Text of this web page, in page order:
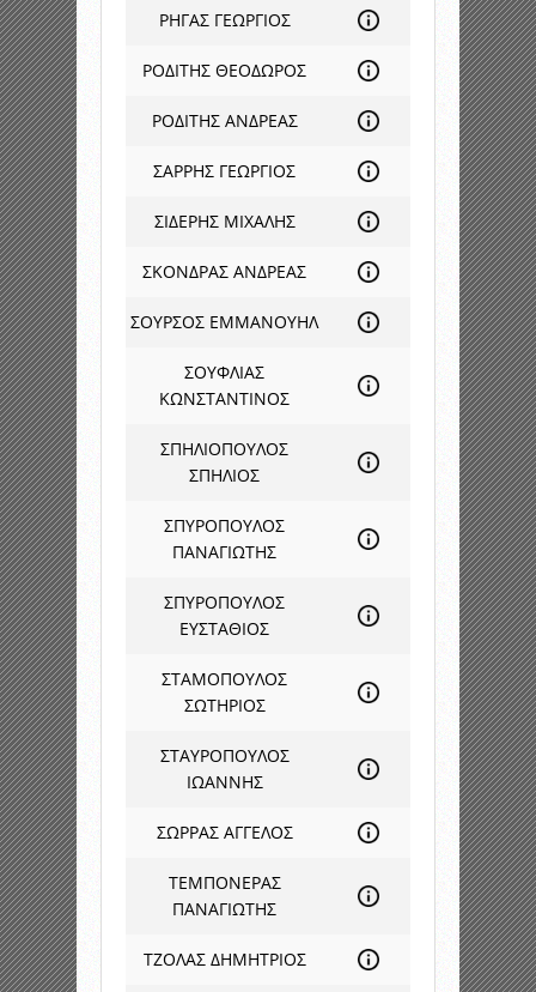
ΡΗΓΑΣ ΓΕΩΡΓΙΟΣ
ΡΟΔΙΤΗΣ ΘΕΟΔΩΡΟΣ
ΡΟΔΙΤΗΣ ΑΝΔΡΕΑΣ
ΣΑΡΡΗΣ ΓΕΩΡΓΙΟΣ
ΣΙΔΕΡΗΣ ΜΙΧΑΛΗΣ
ΣΚΟΝΔΡΑΣ ΑΝΔΡΕΑΣ
ΣΟΥΡΣΟΣ ΕΜΜΑΝΟΥΗΛ
ΣΟΥΦΛΙΑΣ
ΚΩΝΣΤΑΝΤΙΝΟΣ
ΣΠΗΛΙΟΠΟΥΛΟΣ
ΣΠΗΛΙΟΣ
ΣΠΥΡΟΠΟΥΛΟΣ
ΠΑΝΑΓΙΩΤΗΣ
ΣΠΥΡΟΠΟΥΛΟΣ
ΕΥΣΤΑΘΙΟΣ
ΣΤΑΜΟΠΟΥΛΟΣ
ΣΩΤΗΡΙΟΣ
ΣΤΑΥΡΟΠΟΥΛΟΣ
ΙΩΑΝΝΗΣ
ΣΩΡΡΑΣ ΑΓΓΕΛΟΣ
ΤΕΜΠΟΝΕΡΑΣ
ΠΑΝΑΓΙΩΤΗΣ
ΤΖΟΛΑΣ ΔΗΜΗΤΡΙΟΣ